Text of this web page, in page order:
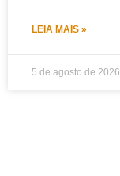
LEIA MAIS »
5 de agosto de 2026